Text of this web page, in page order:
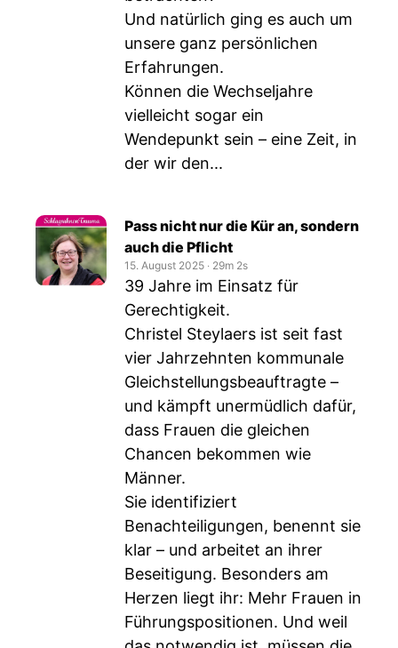
Und natürlich ging es auch um
unsere ganz persönlichen
Erfahrungen.
Können die Wechseljahre
vielleicht sogar ein
Wendepunkt sein – eine Zeit, in
der wir den...
Pass nicht nur die Kür an, sondern
auch die Pflicht
15. August 2025 ‧ 29m 2s
39 Jahre im Einsatz für
Gerechtigkeit.
Christel Steylaers ist seit fast
vier Jahrzehnten kommunale
Gleichstellungsbeauftragte –
und kämpft unermüdlich dafür,
dass Frauen die gleichen
Chancen bekommen wie
Männer.
Sie identifiziert
Benachteiligungen, benennt sie
klar – und arbeitet an ihrer
Beseitigung. Besonders am
Herzen liegt ihr: Mehr Frauen in
Führungspositionen. Und weil